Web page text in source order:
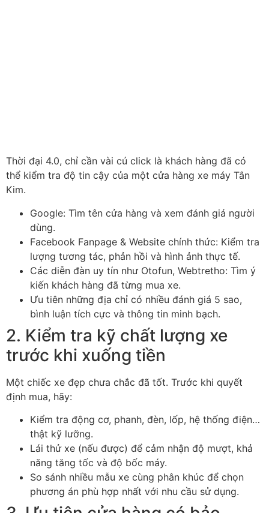
Thời đại 4.0, chỉ cần vài cú click là khách hàng đã có
thể kiểm tra độ tin cậy của một cửa hàng xe máy Tân
Kim.
Google: Tìm tên cửa hàng và xem đánh giá người
dùng.
Facebook Fanpage & Website chính thức: Kiểm tra
lượng tương tác, phản hồi và hình ảnh thực tế.
Các diễn đàn uy tín như Otofun, Webtretho: Tìm ý
kiến khách hàng đã từng mua xe.
Ưu tiên những địa chỉ có nhiều đánh giá 5 sao,
bình luận tích cực và thông tin minh bạch.
2. Kiểm tra kỹ chất lượng xe
trước khi xuống tiền
Một chiếc xe đẹp chưa chắc đã tốt. Trước khi quyết
định mua, hãy:
Kiểm tra động cơ, phanh, đèn, lốp, hệ thống điện…
thật kỹ lưỡng.
Lái thử xe (nếu được) để cảm nhận độ mượt, khả
năng tăng tốc và độ bốc máy.
So sánh nhiều mẫu xe cùng phân khúc để chọn
phương án phù hợp nhất với nhu cầu sử dụng.